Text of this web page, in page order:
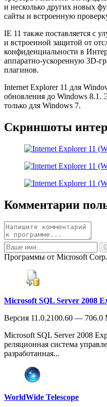
и несколько других новых
сайты и встроенную
IE 11 также поставляется с
и встроенной защитой от
конфиденциальности в
аппаратно-ускоренную 3D-
плагинов.
Internet Explorer 11 для
обновления до Windows 8.1.
только для Windows 7.
Скриншоты
Комментарии
Программы от Microsoft Corp.
Microsoft SQL Server 2008
Версия 11.0.2100.60 — 706.0
Microsoft SQL Server 2008
реляционная система
разработанная...
WorldWide Telescope